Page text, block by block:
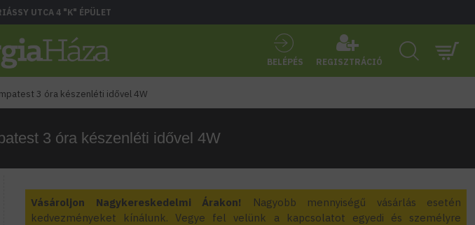
UTCA 4 "K" ÉPÜLET
BELÉPÉS REGISZTRÁCIÓ
3 óra készenléti idővel 4W
3 óra készenléti idővel 4W
Vásároljon Nagykereskedelmi Árakon!
Nagyobb mennyiségű vásárlás esetén
kedvezményeket kínálunk. Vegye fel velünk a kapcsolatot egyedi és személyre